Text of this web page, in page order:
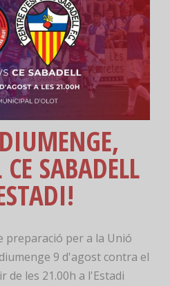
SABADELL
preparació per a la Unió
9 d'agost contra el
de les 21.00h a l'Estadi